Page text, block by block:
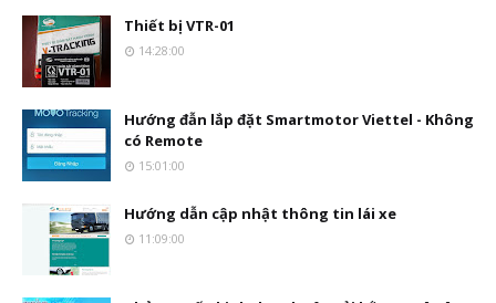
Thiết bị VTR-01
14:28:00
Hướng đẫn lắp đặt Smartmotor Viettel - Không
có Remote
15:01:00
Hướng dẫn cập nhật thông tin lái xe
11:09:00